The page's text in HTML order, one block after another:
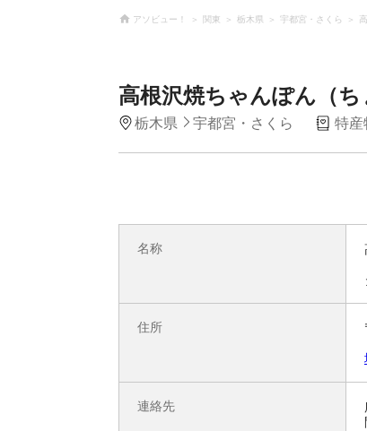
アソビュー！ 関東 栃木県 宇都宮・さくら
高根沢焼ちゃんぽん（ち
栃木県 宇都宮・さくら 特
名称
住所
連絡先